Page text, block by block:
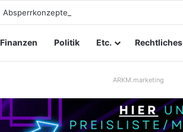
für temporäre Außengelände
Finanzen Politik Etc. Rechtliches
ARKM.marketing